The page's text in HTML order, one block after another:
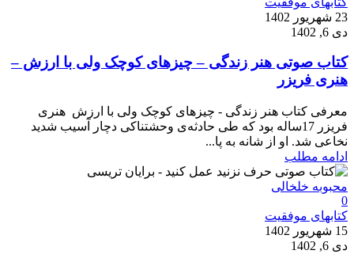
23 شهریور 1402
دی 6, 1402
کتاب صوتی هنر زندگی – چیزهای کوچک ولی با ارزش –
هنری فریزر
معرفی کتاب هنر زندگی - چیزهای کوچک ولی با ارزش هنری
فریزر 17ساله بود که طی حادثه‌ی وحشتناکی دچار آسیب شدید
نخاعی شد. او از شانه به پا...
ادامه مطلب
محبوبه خلخالی
0
کتابهای موفقیت
15 شهریور 1402
دی 6, 1402